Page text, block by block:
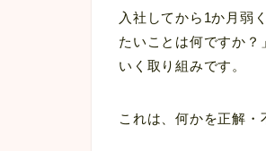
入社してから1か月弱
たいことは何ですか
いく取り組みです。
これは、何かを正解・